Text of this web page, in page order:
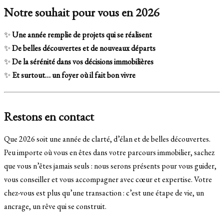
Notre souhait pour vous en 2026
✨Une année remplie de projets qui se réalisent
✨De belles découvertes et de nouveaux départs
✨De la sérénité dans vos décisions immobilières
✨ Et surtout… un foyer où il fait bon vivre
Restons en contact
Que 2026 soit une année de clarté, d’élan et de belles découvertes.
Peu importe où vous en êtes dans votre parcours immobilier, sachez
que vous n’êtes jamais seuls : nous serons présents pour vous guider,
vous conseiller et vous accompagner avec cœur et expertise. Votre
chez-vous est plus qu’une transaction : c’est une étape de vie, un
ancrage, un rêve qui se construit.